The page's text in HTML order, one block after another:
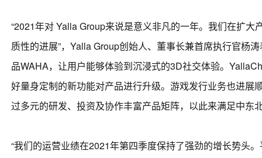
“2021年对 Yalla Group来说是意义非凡的一年。我们在扩
质性的进展”，Yalla Group创始人、董事长兼首席执行官杨
品WAHA，让用户能够体验到沉浸式的3D社交体验。
好量身定制的新功能对产品进行升级。游戏发行业务也进
过多元的研发、投资及协作丰富产品矩阵，以此来满足中东
“我们的运营业绩在2021年第四季度保持了强劲的增长势头